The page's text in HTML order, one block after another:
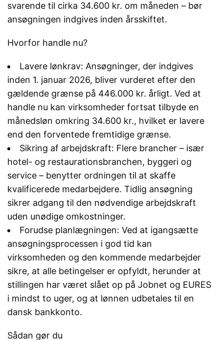
svarende til cirka 34.600 kr. om måneden – bør
ansøgningen indgives inden årsskiftet.
Hvorfor handle nu?
Lavere lønkrav: Ansøgninger, der indgives
inden 1. januar 2026, bliver vurderet efter den
gældende grænse på 446.000 kr. årligt. Ved at
handle nu kan virksomheder fortsat tilbyde en
månedsløn omkring 34.600 kr., hvilket er lavere
end den forventede fremtidige grænse.
Sikring af arbejdskraft: Flere brancher – især
hotel- og restaurationsbranchen, byggeri og
service – benytter ordningen til at skaffe
kvalificerede medarbejdere. Tidlig ansøgning
sikrer adgang til den nødvendige arbejdskraft
uden unødige omkostninger.
Forudse planlægningen: Ved at igangsætte
ansøgningsprocessen i god tid kan
virksomheden og den kommende medarbejder
sikre, at alle betingelser er opfyldt, herunder at
stillingen har været slået op på Jobnet og EURES
i mindst to uger, og at lønnen udbetales til en
dansk bankkonto.
Sådan gør du